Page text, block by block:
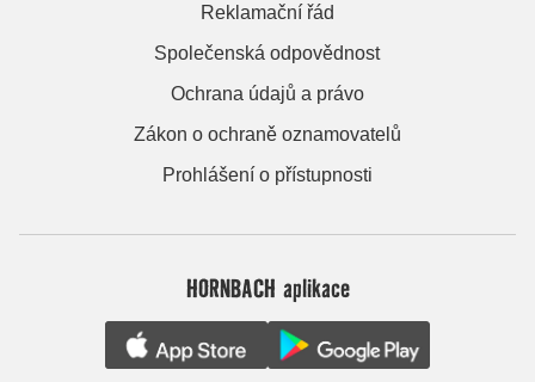
Reklamační řád
Společenská odpovědnost
Ochrana údajů a právo
Zákon o ochraně oznamovatelů
Prohlášení o přístupnosti
HORNBACH aplikace